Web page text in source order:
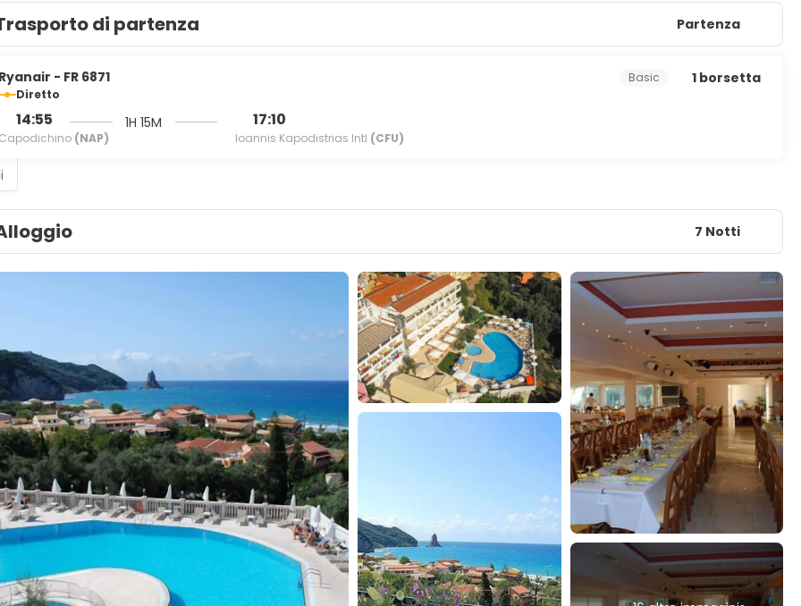
di partenza Partenza
Ryanair - FR 6871
Diretto
14:55
Capodichino (NAP)
1H 15M 17:10
Ioannis Kapodistrias Intl (CFU)
Basic 1 borsetta
7 Notti